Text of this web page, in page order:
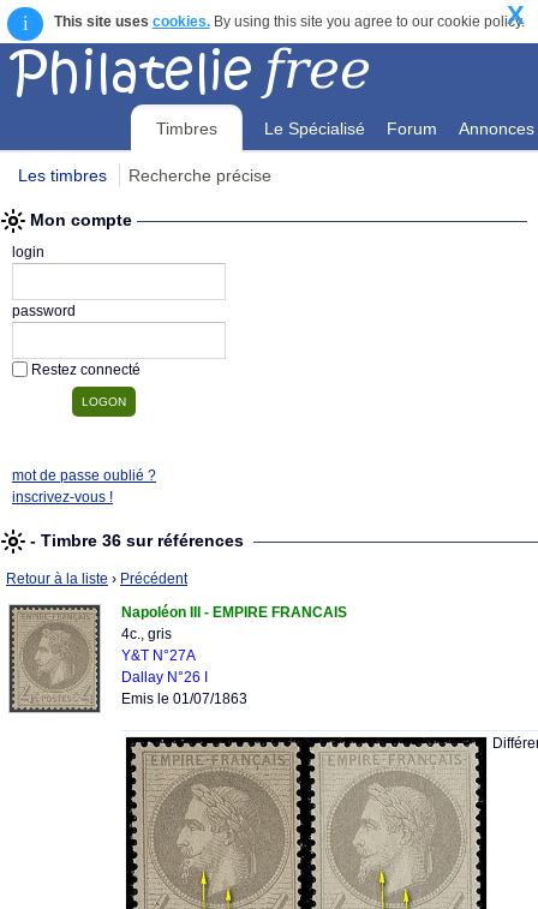
i This site uses cookies.By using this site you agree to our cookie policy.
X
Timbres Le Spécialisé Forum Annonces
Les timbres Recherche précise
Mon compte
login
password
Restez connecté
mot de passe oublié ?
inscrivez-vous !
- Timbre 36 sur références
Retour à la liste › Précédent
Napoléon III - EMPIRE FRANCAIS
4c., gris
Y&T N°27A
Dallay N°26 I
Emis le 01/07/1863